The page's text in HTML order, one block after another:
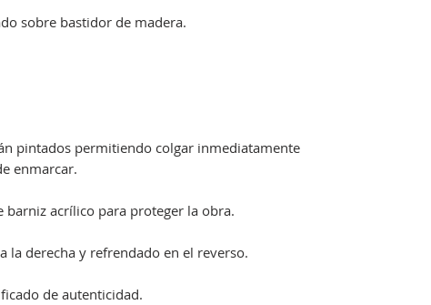
sobre bastidor de madera.
pintados permitiendo colgar inmediatamente
enmarcar.
barniz acrílico para proteger la obra.
la derecha y refrendado en el reverso.
de autenticidad.